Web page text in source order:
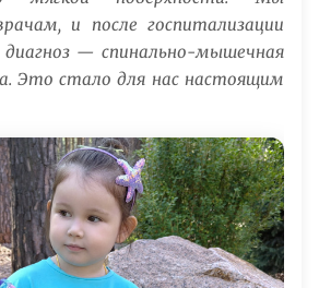
и после госпитализации
— спинально-мышечная
Это стало для нас настоящим